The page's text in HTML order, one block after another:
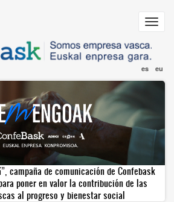
es eu
campaña de comunicación de Confebask
poner en valor la contribución de las
al progreso y bienestar social